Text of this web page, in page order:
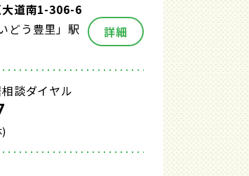
道南1-306-6
どう豊里」駅
詳細
談ダイヤル